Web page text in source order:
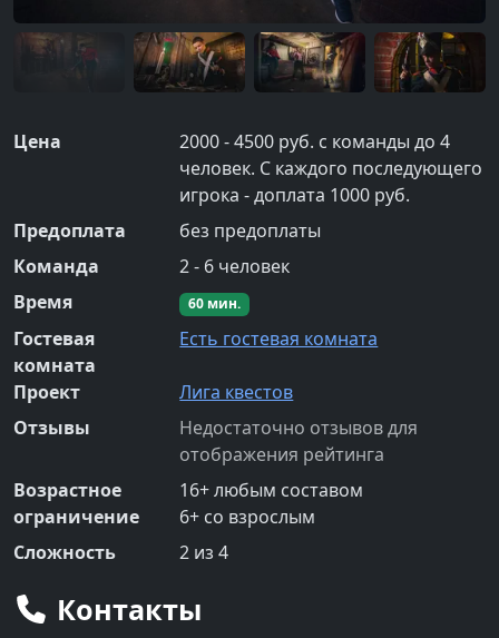
Цена
2000 - 4500 руб. с команды до 4
человек. С каждого последующего
игрока - доплата 1000 руб.
Предоплата
без предоплаты
Команда
2- 6 человек
Время
60 мин.
Гостевая
комната
Есть гостевая комната
Проект
Лига квестов
Отзывы
Недостаточно отзывов для
отображения рейтинга
Возрастное
ограничение
16+любым составом
6+ со взрослым
Сложность
2 из 4
Контакты